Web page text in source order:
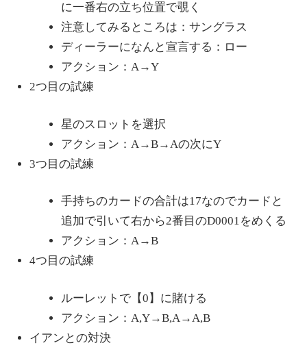
に一番右の立ち位置で覗く
注意してみるところは：サングラス
ディーラーになんと宣言する：ロー
アクション：A→Y
2つ目の試練
星のスロットを選択
アクション：A→B→Aの次にY
3つ目の試練
手持ちのカードの合計は17なのでカードと
追加で引いて右から2番目のD0001をめくる
アクション：A→B
4つ目の試練
ルーレットで【0】に賭ける
アクション：A,Y→B,A→A,B
イアンとの対決